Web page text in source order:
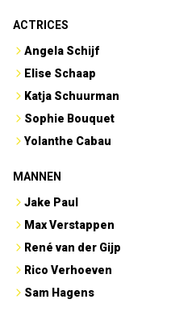
ACTRICES
Angela Schijf
Elise Schaap
Katja Schuurman
Sophie Bouquet
Yolanthe Cabau
MANNEN
Jake Paul
Max Verstappen
René van der Gijp
Rico Verhoeven
Sam Hagens